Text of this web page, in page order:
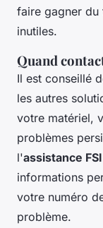
faire gagner du
inutiles.
Quand
Il est conseillé
les autres
votre matériel,
problèmes
l'assistance FSI
informations
votre numéro
problème.